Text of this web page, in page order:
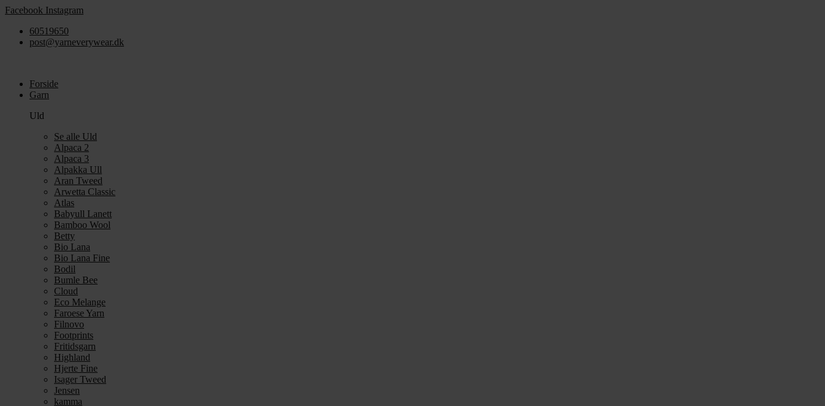
Videre
indhold
Facebook Instagram
60519650
post@yarneverywear.dk
Forside
Garn
Uld
Se alle Uld
Alpaca 2
Alpaca 3
Alpakka Ull
Aran Tweed
Arwetta Classic
Atlas
Babyull Lanett
Bamboo Wool
Betty
Bio Lana
Bio Lana Fine
Bodil
Bumle Bee
Cloud
Eco Melange
Faroese Yarn
Filnovo
Footprints
Fritidsgarn
Highland
Hjerte Fine
Isager Tweed
Jensen
kamma